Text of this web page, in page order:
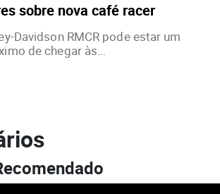
sobre nova café racer
Davidson RMCR pode estar um
de chegar às...